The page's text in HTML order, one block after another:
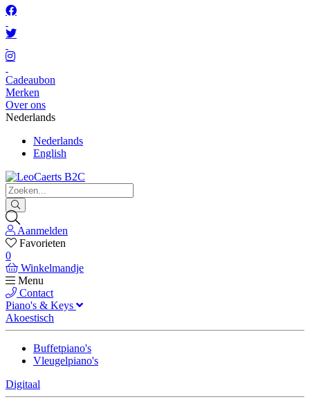
Cadeaubon
Merken
Over ons
Nederlands
Nederlands
English
Aanmelden
Favorieten
0
Winkelmandje
Menu
Contact
Piano's & Keys
Akoestisch
Buffetpiano's
Vleugelpiano's
Digitaal